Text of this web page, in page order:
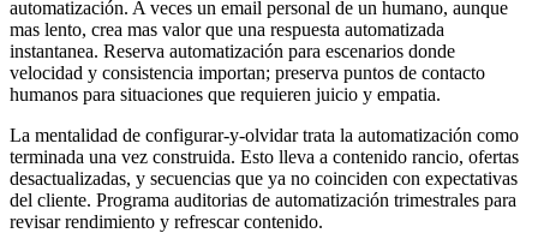
automatización. A veces un email personal de un humano, aunque
mas lento, crea mas valor que una respuesta automatizada
instantanea. Reserva automatización para escenarios donde
velocidad y consistencia importan; preserva puntos de contacto
humanos para situaciones que requieren juicio y empatia.
La mentalidad de configurar-y-olvidar trata la automatización como
terminada una vez construida. Esto lleva a contenido rancio, ofertas
desactualizadas, y secuencias que ya no coinciden con expectativas
del cliente. Programa auditorias de automatización trimestrales para
revisar rendimiento y refrescar contenido.